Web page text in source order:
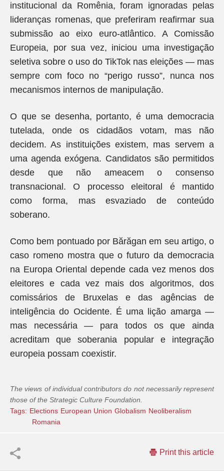
institucional da Romênia, foram ignoradas pelas
lideranças romenas, que preferiram reafirmar sua
submissão ao eixo euro-atlântico. A Comissão
Europeia, por sua vez, iniciou uma investigação
seletiva sobre o uso do TikTok nas eleições — mas
sempre com foco no “perigo russo”, nunca nos
mecanismos internos de manipulação.
O que se desenha, portanto, é uma democracia
tutelada, onde os cidadãos votam, mas não
decidem. As instituições existem, mas servem a
uma agenda exógena. Candidatos são permitidos
desde que não ameacem o consenso
transnacional. O processo eleitoral é mantido
como forma, mas esvaziado de conteúdo
soberano.
Como bem pontuado por Bărăgan em seu artigo, o
caso romeno mostra que o futuro da democracia
na Europa Oriental depende cada vez menos dos
eleitores e cada vez mais dos algoritmos, dos
comissários de Bruxelas e das agências de
inteligência do Ocidente. É uma lição amarga —
mas necessária — para todos os que ainda
acreditam que soberania popular e integração
europeia possam coexistir.
The views of individual contributors do not necessarily represent
those of the Strategic Culture Foundation.
Tags: Elections European Union Globalism Neoliberalism
Romania
Print this article